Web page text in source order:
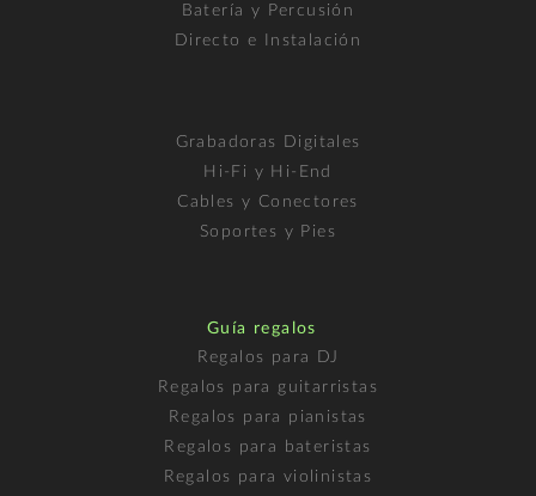
Batería y Percusión
Directo e Instalación
Grabadoras Digitales
Hi-Fi y Hi-End
Cables y Conectores
Soportes y Pies
Guía regalos
Regalos para DJ
Regalos para guitarristas
Regalos para pianistas
Regalos para bateristas
Regalos para violinistas